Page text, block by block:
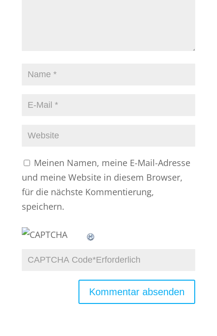
Meinen Namen, meine E-Mail-Adresse
und meine Website in diesem Browser,
für die nächste Kommentierung,
speichern.